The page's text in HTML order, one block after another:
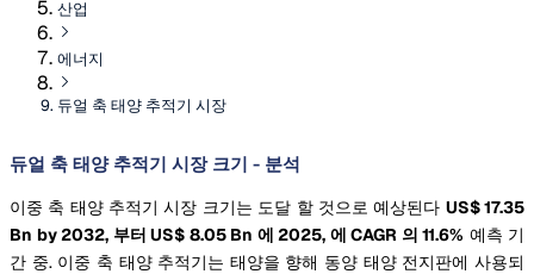
산업
에너지
듀얼 축 태양 추적기 시장
듀얼 축 태양 추적기 시장 크기 - 분석
이중 축 태양 추적기 시장 크기는 도달 할 것으로 예상된다 US$ 17.35
Bn by 2032, 부터 US$ 8.05 Bn 에 2025, 에 CAGR 의 11.6% 예측 기
간 중. 이중 축 태양 추적기는 태양을 향해 동양 태양 전지판에 사용되